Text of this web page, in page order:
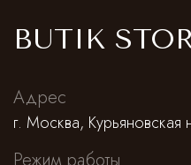
BUTIK
Адрес
г. Москва,